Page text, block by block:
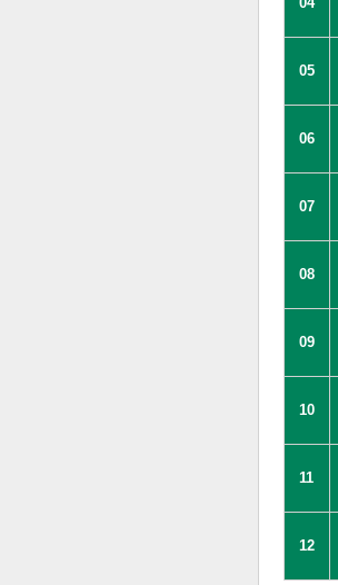
05
06
07
08
09
10
11
12